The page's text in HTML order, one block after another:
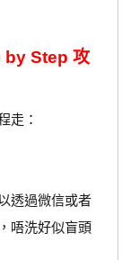
by Step 攻
走：
透過微信或者
唔洗好似盲頭